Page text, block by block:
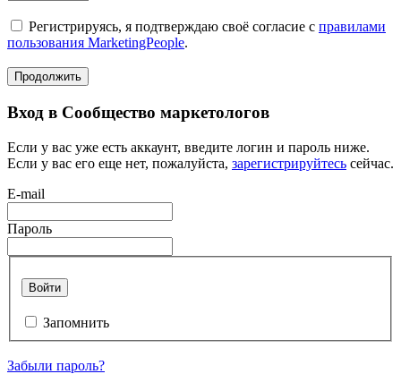
Регистрируясь, я подтверждаю своё согласие с правилами
пользования MarketingPeople.
Продолжить
Вход в Сообщество маркетологов
Если у вас уже есть аккаунт, введите логин и пароль ниже.
Если у вас его еще нет, пожалуйста, зарегистрируйтесь сейчас.
E-mail
Пароль
Войти
Запомнить
Забыли пароль?